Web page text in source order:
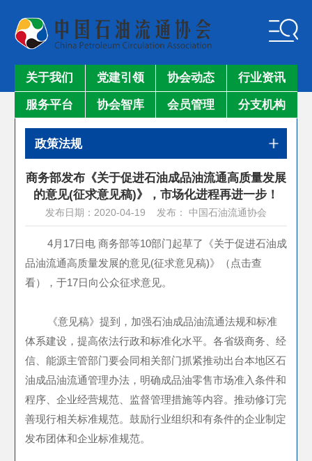
关于我们 党建引领 协会动态 行业资讯
服务平台 协会智库 会员管理 分支机构
政策法规
商务部发布《关于促进石油成品油流通高质量发展
的意见(征求意见稿)》，市场化进程再进一步！
发布日期：2020-04-19 发布： 中国石油流通协会
4月17日电 商务部等10部门起草了 《关于促进石油成
品油流通高质量发展的意见(征求意见稿)》（点击查
看）
，于17日向公众征求意见。
《意见稿》提到，加强石油成品油流通法规和标准
体系建设，提高依法行政和标准化水平。各省级商务、经
信、能源主管部门要会同相关部门抓紧推动出台本地区石
油成品油流通管理办法，明确成品油零售市场准入条件和
程序、企业经营规范、监督管理措施等内容。推动修订完
善现行相关标准规范。鼓励行业组织和有条件的企业制定
发布团体和企业标准规范。